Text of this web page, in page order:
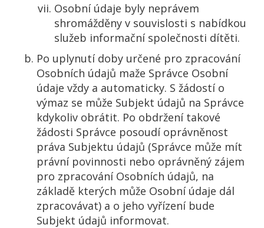
Osobní údaje byly neprávem
shromážděny v souvislosti s nabídkou
služeb informační společnosti dítěti.
Po uplynutí doby určené pro zpracování
Osobních údajů maže Správce Osobní
údaje vždy a automaticky. S žádostí o
výmaz se může Subjekt údajů na Správce
kdykoliv obrátit. Po obdržení takové
žádosti Správce posoudí oprávněnost
práva Subjektu údajů (Správce může mít
právní povinnosti nebo oprávněný zájem
pro zpracování Osobních údajů, na
základě kterých může Osobní údaje dál
zpracovávat) a o jeho vyřízení bude
Subjekt údajů informovat.